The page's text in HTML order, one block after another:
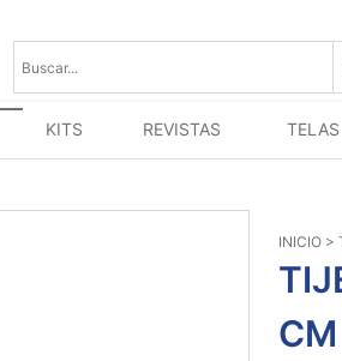
KITS REVISTAS TELAS
INICIO >
CM